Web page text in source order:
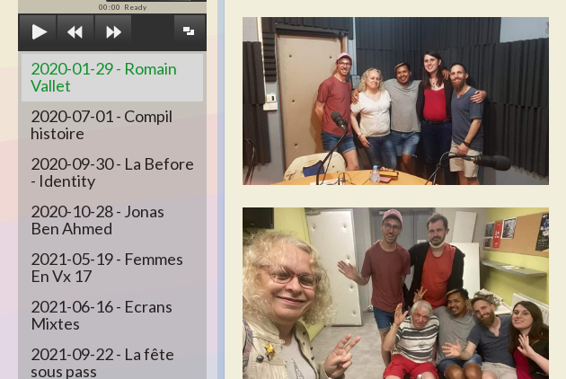
00:00 Ready
2020-01-29 - Romain
Vallet
2020-07-01 - Compil
histoire
2020-09-30 - La Before
- Identity
2020-10-28 - Jonas
Ben Ahmed
2021-05-19 - Femmes
En Vx 17
2021-06-16 - Ecrans
Mixtes
2021-09-22 - La fête
sous pass